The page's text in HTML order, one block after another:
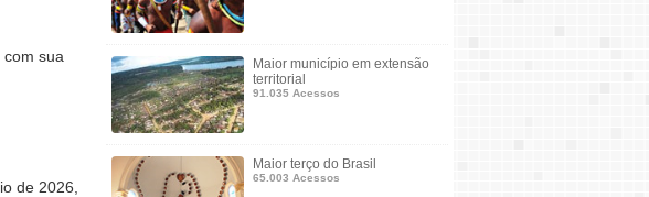
sua
de 2026,
Maior município em extensão
territorial
91.035 Acessos
Maior terço do Brasil
65.003 Acessos